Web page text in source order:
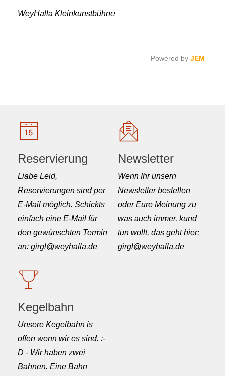
WeyHalla Kleinkunstbühne
Powered by JEM
Reservierung
Liabe Leid,
Reservierungen sind per
E-Mail möglich. Schickts
einfach eine E-Mail für
den gewünschten Termin
an: girgl@weyhalla.de
Newsletter
Wenn Ihr unsern
Newsletter bestellen
oder Eure Meinung zu
was auch immer, kund
tun wollt, das geht hier:
girgl@weyhalla.de
Kegelbahn
Unsere Kegelbahn is
offen wenn wir es sind. :-
D - Wir haben zwei
Bahnen. Eine Bahn